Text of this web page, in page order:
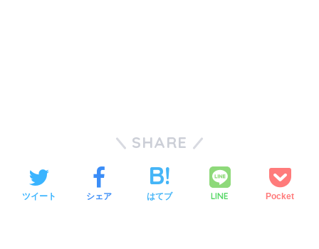
SHARE
ツイート シェア はてブ LINE Pocket